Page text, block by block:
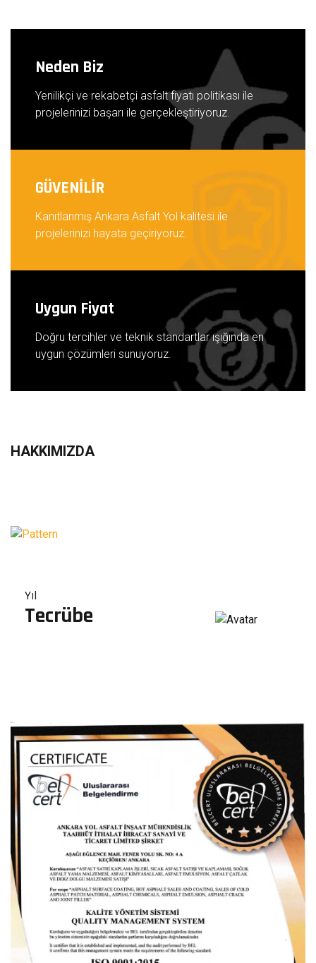
Neden Biz
Yenilikçi ve rekabetçi asfalt fiyatı politikası ile
projelerinizi başarı ile gerçekleştiriyoruz.
GÜVENİLİR
Kanıtlanmış Ankara Asfalt Yol kalitesi ile
projelerinizi hayata geçiriyoruz.
Uygun Fiyat
Doğru tercihler ve teknik standartlar ışığında en
uygun çözümleri sunuyoruz.
HAKKIMIZDA
Yıl
Tecrübe